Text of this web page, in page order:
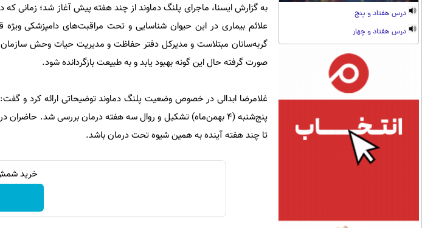
درس هفتاد و پنج
درس هفتاد و چهار
به گزارش ایسنا، ماجرای پلنگ دماوند از چند هفته پیش آغاز شد؛ زمانی
گربه‌سانان مبتلاست و مدیرکل دفتر حفاظت و مدیریت حیات وحش سازمان
صورت گرفته حال این گونه بهبود یابد و به طبیعت بازگردانده شود.
غلامرضا ابدالی در خصوص وضعیت پلنگ دماوند توضیحاتی ارائه کرد و
پنج‌شنبه (۴ بهمن‌ماه) تشکیل و روال سه هفته درمان بررسی شد. حاضران
تا چند هفته آینده به همین شیوه تحت درمان باشد.
خرید شمش پلمپ